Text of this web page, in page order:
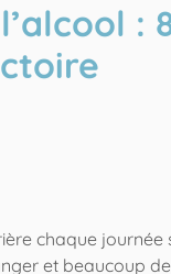
:
chaque journée
et beaucoup de